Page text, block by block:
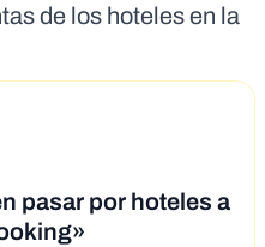
de los hoteles en la
pasar por hoteles a